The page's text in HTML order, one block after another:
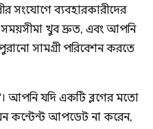
সংযোগে ব্যবহারকারীদের
সময়সীমা খুব দ্রুত, এবং আপনি
সামগ্রী পরিবেশন করতে
আপনি যদি একটি ব্লগের মতো
কন্টেন্ট আপডেট না করেন,